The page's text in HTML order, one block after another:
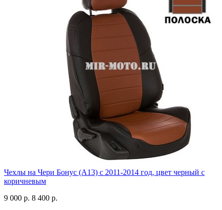
Чехлы на Чери Бонус (A13) c 2011-2014 год, цвет черный с
коричневым
9 000 р. 8 400 р.